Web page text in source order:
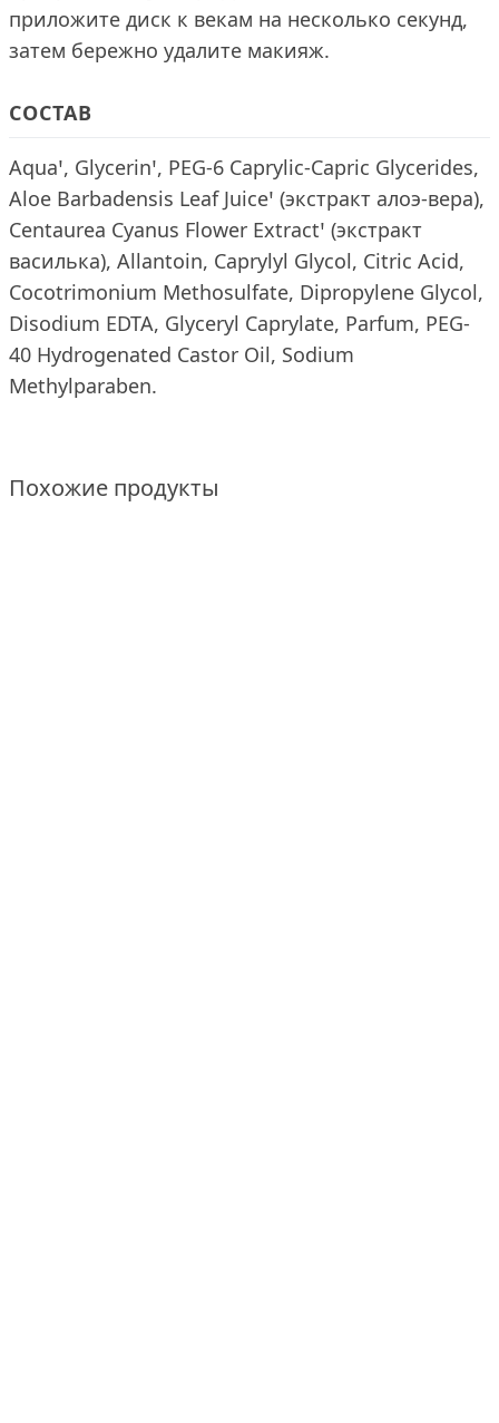
приложите диск к векам на несколько секунд,
затем бережно удалите макияж.
СОСТАВ
Aquaꞌ, Glycerinꞌ, PEG-6 Caprylic-Capric Glycerides,
Aloe Barbadensis Leaf Juiceꞌ (экстракт алоэ-вера),
Centaurea Cyanus Flower Extractꞌ (экстракт
василька), Allantoin, Caprylyl Glycol, Citric Acid,
Cocotrimonium Methosulfate, Dipropylene Glycol,
Disodium EDTA, Glyceryl Caprylate, Parfum, PEG-
40 Hydrogenated Castor Oil, Sodium
Methylparaben.
Похожие продукты